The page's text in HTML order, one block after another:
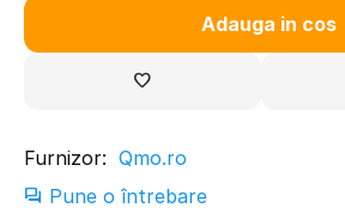
Adauga in cos
Furnizor: Qmo.ro
Pune o întrebare